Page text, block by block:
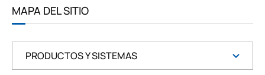
N
MAPA DEL SITIO
PRODUCTOS Y SISTEMAS